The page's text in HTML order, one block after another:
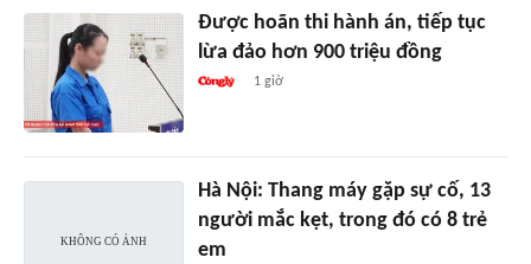
Được hoãn thi hành án, tiếp tục
lừa đảo hơn 900 triệu đồng
1 giờ
Hà Nội: Thang máy gặp sự cố, 13
người mắc kẹt, trong đó có 8 trẻ
em